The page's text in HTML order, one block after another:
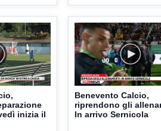
inizia il
Benevento Calcio,
riprendono gli
In arrivo Sernicola